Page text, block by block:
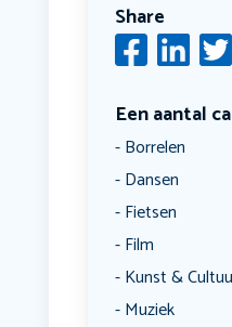
Share
Een aantal
Borrelen
Dansen
Fietsen
Film
Kunst &
Muziek